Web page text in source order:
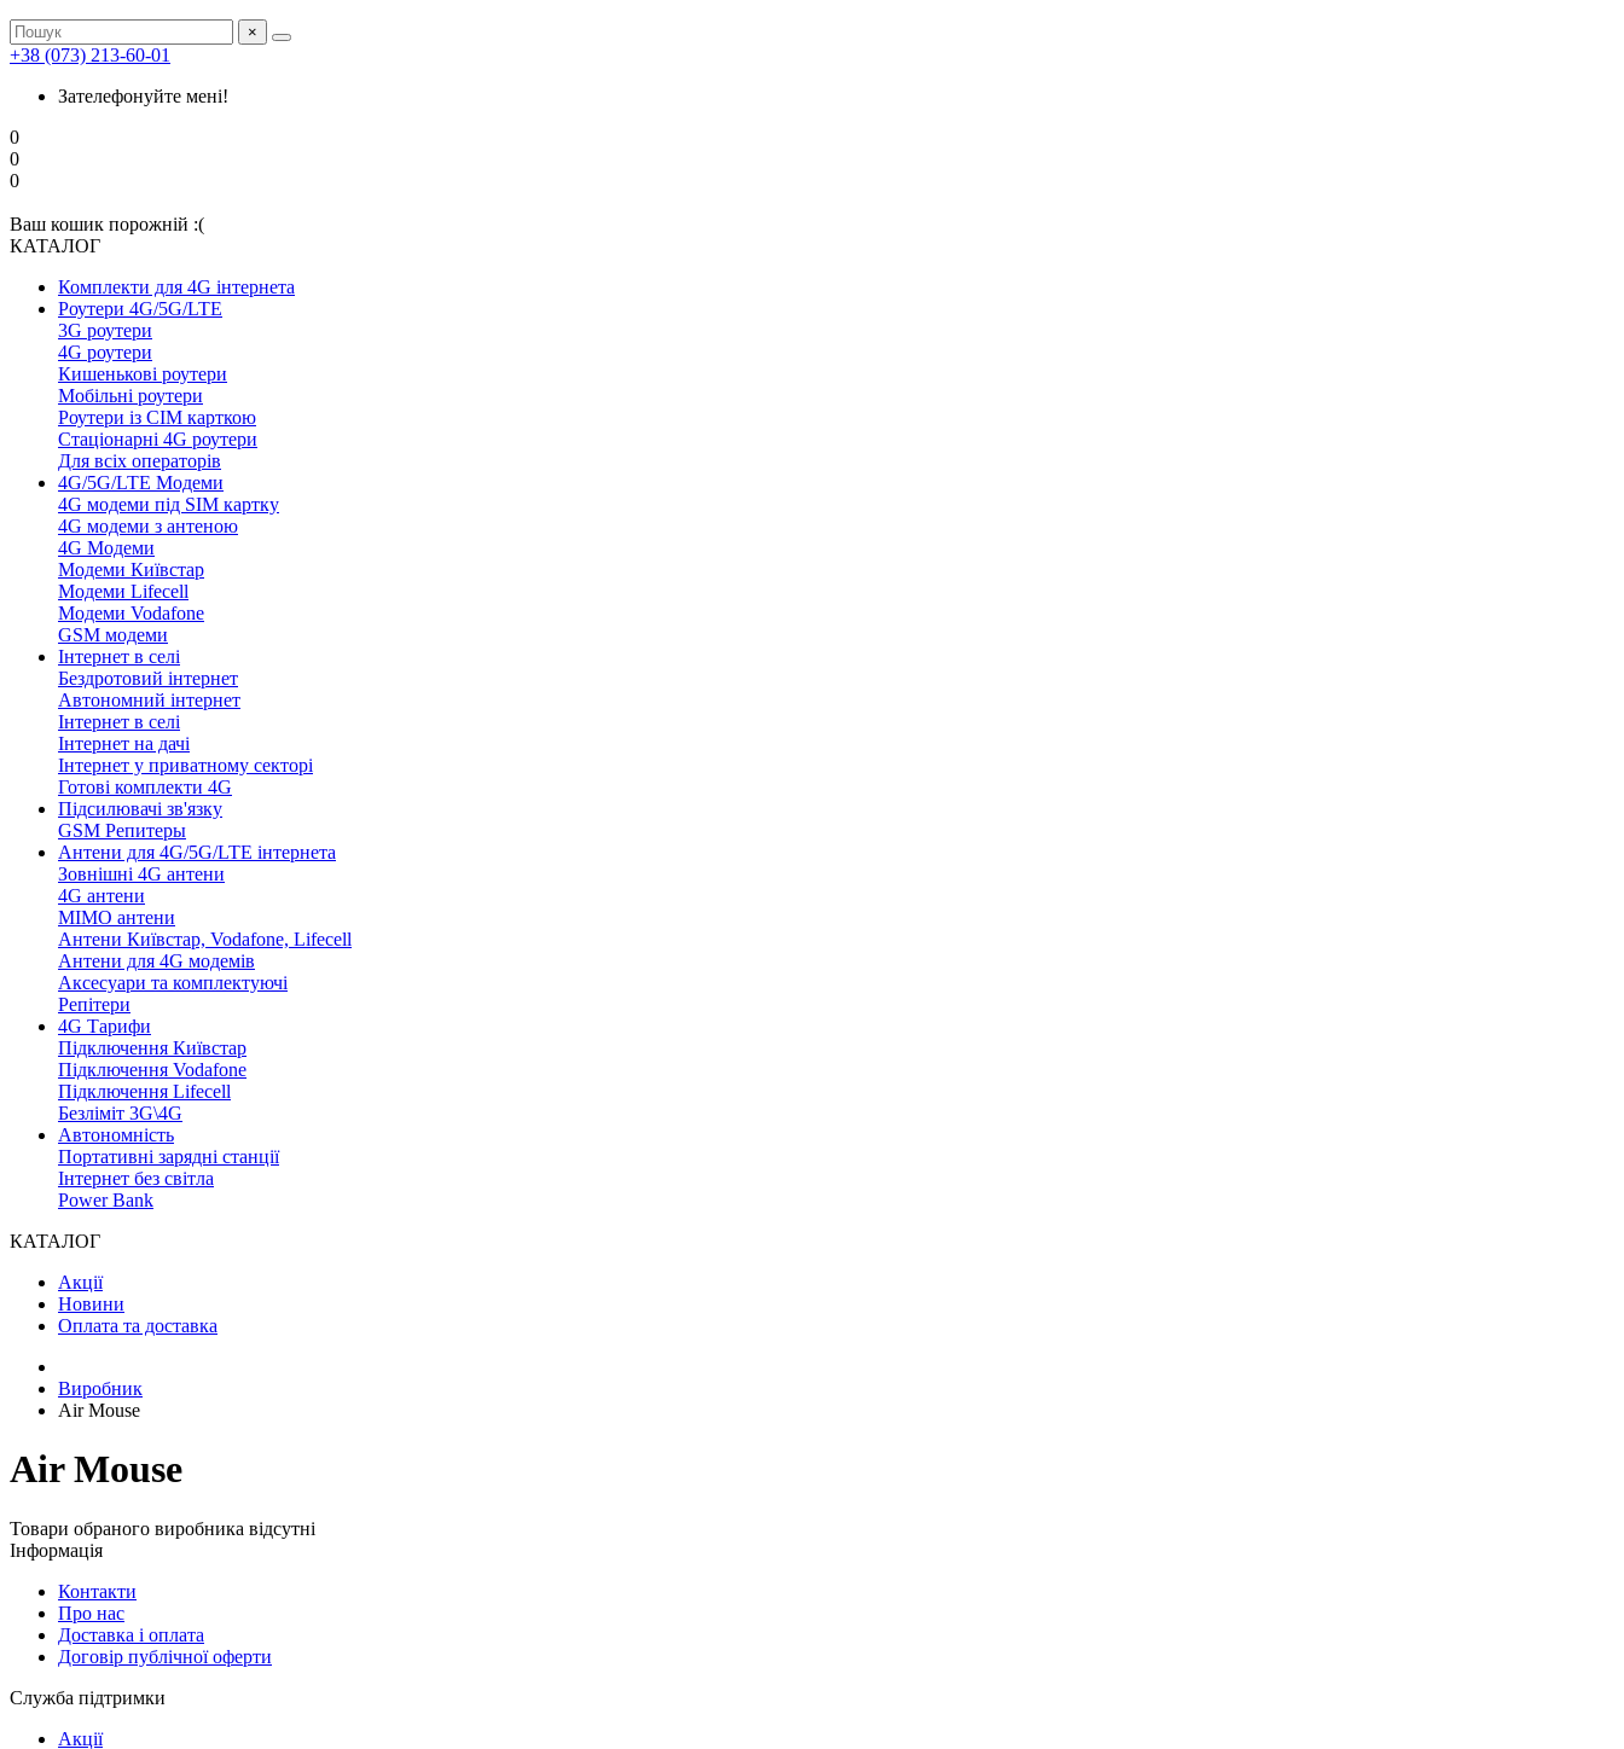
×
+38 (073) 213-60-01
Зателефонуйте мені!
0
0
0
Ваш кошик порожній :(
КАТАЛОГ
Комплекти для 4G інтернета
Роутери 4G/5G/LTE
3G роутери
4G роутери
Кишенькові роутери
Мобільні роутери
Роутери із СІМ карткою
Стаціонарні 4G роутери
Для всіх операторів
4G/5G/LTE Модеми
4G модеми під SIM картку
4G модеми з антеною
4G Модеми
Модеми Київстар
Модеми Lifecell
Модеми Vodafone
GSM модеми
Інтернет в селі
Бездротовий інтернет
Автономний інтернет
Інтернет в селі
Інтернет на дачі
Інтернет у приватному секторі
Готові комплекти 4G
Підсилювачі зв'язку
GSM Репитеры
Антени для 4G/5G/LTE інтернета
Зовнішні 4G антени
4G антени
MIMO антени
Антени Київстар, Vodafone, Lifecell
Антени для 4G модемів
Аксесуари та комплектуючі
Репітери
4G Тарифи
Підключення Київстар
Підключення Vodafone
Підключення Lifecell
Безліміт 3G\4G
Автономність
Портативні зарядні станції
Інтернет без світла
Power Bank
КАТАЛОГ
Акції
Новини
Оплата та доставка
Виробник
Air Mouse
Air Mouse
Товари обраного виробника відсутні
Інформація
Контакти
Про нас
Доставка і оплата
Договір публічної оферти
Служба підтримки
Акції